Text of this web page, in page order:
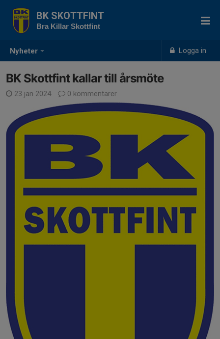
Nyheter Logga in
BK SKOTTFINT
Bra Killar Skottfint
BK Skottfint kallar till årsmöte
23 jan 2024 0 kommentarer